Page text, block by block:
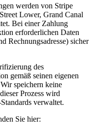
werden von Stripe
Lower, Grand Canal
Bei einer Zahlung
erforderlichen Daten
Rechnungsadresse) sicher
des
gemäß seinen eigenen
speichern keine
Prozess wird
verwaltet.
Sie hier: